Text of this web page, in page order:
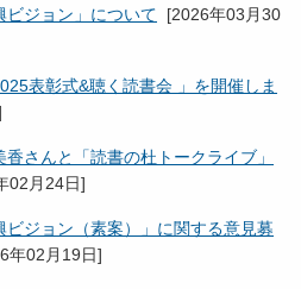
ビジョン」について [2026年03月30
表彰式&聴く読書会 」を開催しま
さんと「読書の杜トークライブ」
02月24日]
ビジョン（素案）」に関する意見募
年02月19日]